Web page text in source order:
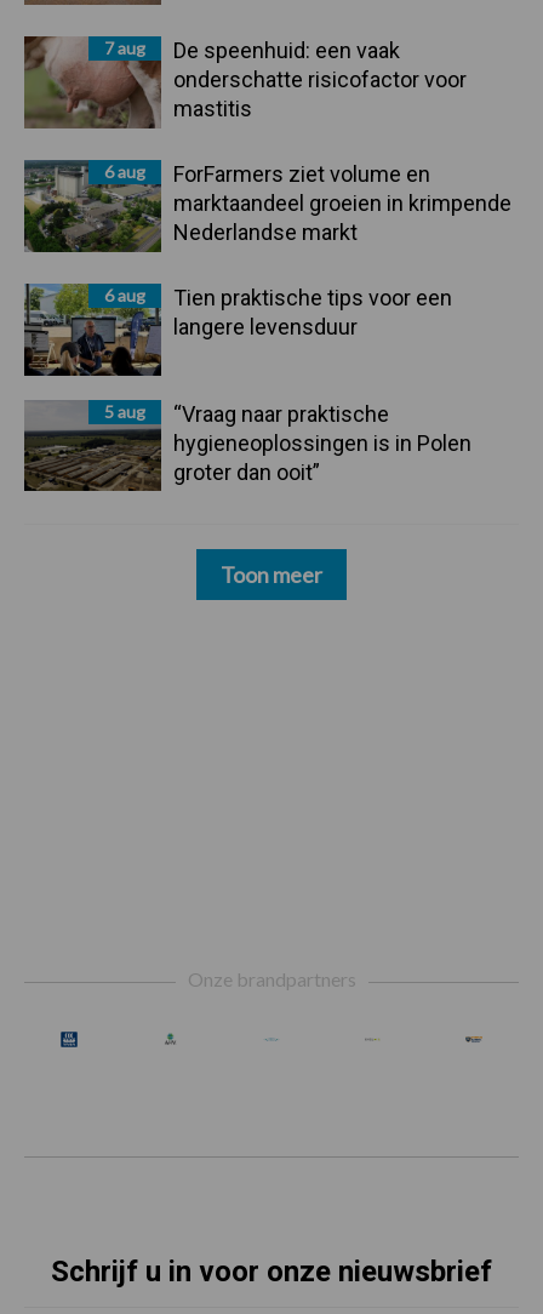
7 aug
De speenhuid: een vaak
onderschatte risicofactor voor
mastitis
6 aug
ForFarmers ziet volume en
marktaandeel groeien in krimpende
Nederlandse markt
6 aug
Tien praktische tips voor een
langere levensduur
5 aug
“Vraag naar praktische
hygieneoplossingen is in Polen
groter dan ooit”
Toon meer
Onze brandpartners
Schrijf u in voor onze nieuwsbrief